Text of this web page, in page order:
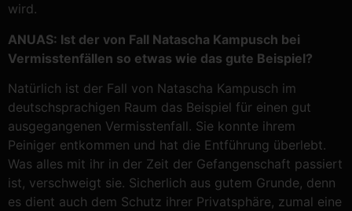
wird.
ANUAS: Ist der von Fall Natascha Kampusch bei
Vermisstenfällen so etwas wie das gute Beispiel?
Natürlich ist der Fall von Natascha Kampusch im
deutschsprachigen Raum das Beispiel für einen gut
ausgegangenen Vermisstenfall. Sie konnte ihrem
Peiniger entkommen und hat die Entführung überlebt.
Was alles mit ihr in der Zeit der Gefangenschaft passiert
ist, verschweigt sie. Sicherlich aus gutem Grunde, denn
es dient auch dem Schutz ihrer Privatsphäre, zumal eine